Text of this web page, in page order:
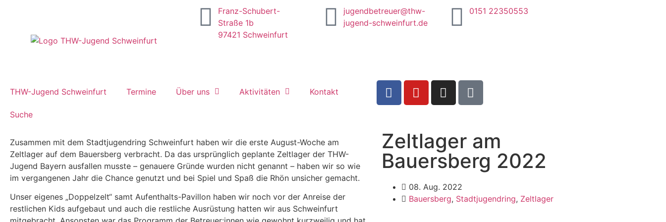
Franz-Schubert-
Straße 1b
97421 Schweinfurt
jugendbetreuer@thw-
jugend-schweinfurt.de
0151 22350553
THW-Jugend Schweinfurt Termine Über uns Aktivitäten Kontakt
Suche
Zusammen mit dem Stadtjugendring Schweinfurt haben wir die erste August-Woche am
Zeltlager auf dem Bauersberg verbracht. Da das ursprünglich geplante Zeltlager der THW-
Jugend Bayern ausfallen musste – genauere Gründe wurden nicht genannt – haben wir so wie
im vergangenen Jahr die Chance genutzt und bei Spiel und Spaß die Rhön unsicher gemacht.
Unser eigenes „Doppelzelt“ samt Aufenthalts-Pavillon haben wir noch vor der Anreise der
restlichen Kids aufgebaut und auch die restliche Ausrüstung hatten wir aus Schweinfurt
Zeltlager am
Bauersberg 2022
08. Aug. 2022
Bauersberg, Stadtjugendring, Zeltlager